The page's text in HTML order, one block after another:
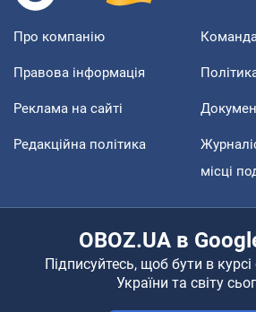
Про компанію Команда
Правова інформація
Реклама на сайті
Редакційна політика
місці
OBOZ.UA в
Підписуйтесь, щоб бути в курсі
України та світу